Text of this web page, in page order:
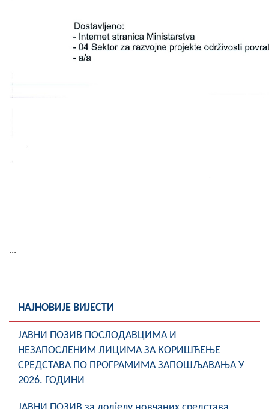
...
НАЈНОВИЈЕ ВИЈЕСТИ
ЈАВНИ ПОЗИВ ПОСЛОДАВЦИМА И
НЕЗАПОСЛЕНИМ ЛИЦИМА ЗА КОРИШЋЕЊЕ
СРЕДСТАВА ПО ПРОГРАМИМА ЗАПОШЉАВАЊА У
2026. ГОДИНИ